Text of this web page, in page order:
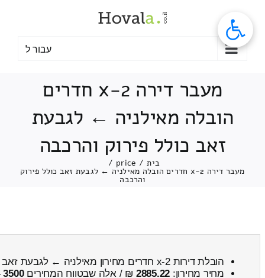
עבור ל
מעבר דירה 2-x חדרים
הובלה מאילניה ← לגבעת
זאב כולל פירוק והרכבה
בית /
price
/
מעבר דירה 2-x חדרים הובלה מאילניה ← לגבעת זאב כולל פירוק
והרכבה
הובלת דירות 2-x חדרים מחירון מאילניה ← לגבעת זאב
מחיר מחירון: 2885.22 ₪ / אלה שבטווח המחירים3500